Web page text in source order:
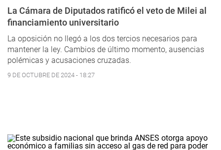
La Cámara de Diputados ratificó el veto de Milei al
financiamiento universitario
La oposición no llegó a los dos tercios necesarios para
mantener la ley. Cambios de último momento, ausencias
polémicas y acusaciones cruzadas.
9 DE OCTUBRE DE 2024 - 18:27